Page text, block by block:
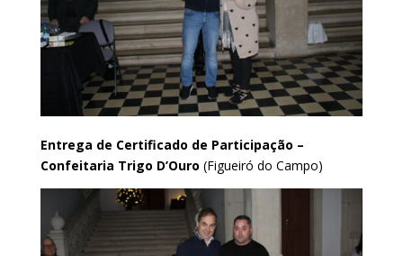
Entrega de Certificado de Participação –
Confeitaria Trigo D’Ouro (Figueiró do Campo)